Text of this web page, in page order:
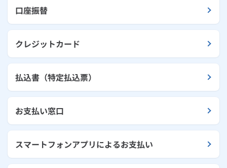
口座振替
クレジットカード
払込書（特定払込票）
お支払い窓口
スマートフォンアプリによるお支払い